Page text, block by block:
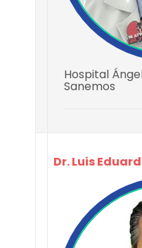
Hospital
Sanemos
Dr. Luis